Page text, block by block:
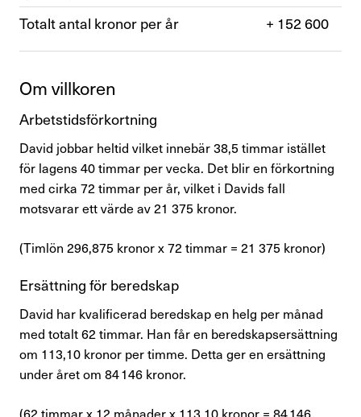
Logga in
Totalt antal kronor per år
+ 152 600
Om vill­koren
Arbetstidsförkortning
David jobbar heltid vilket innebär 38,5 timmar istället
för lagens 40 timmar per vecka. Det blir en förkortning
med cirka 72 timmar per år, vilket i Davids fall
motsvarar ett värde av 21 375 kronor.
(Timlön 296,875 kronor x 72 timmar = 21 375 kronor)
Ersättning för beredskap
David har kvalificerad beredskap en helg per månad
med totalt 62 timmar. Han får en beredskapsersättning
om 113,10 kronor per timme. Detta ger en ersättning
under året om 84 146 kronor.